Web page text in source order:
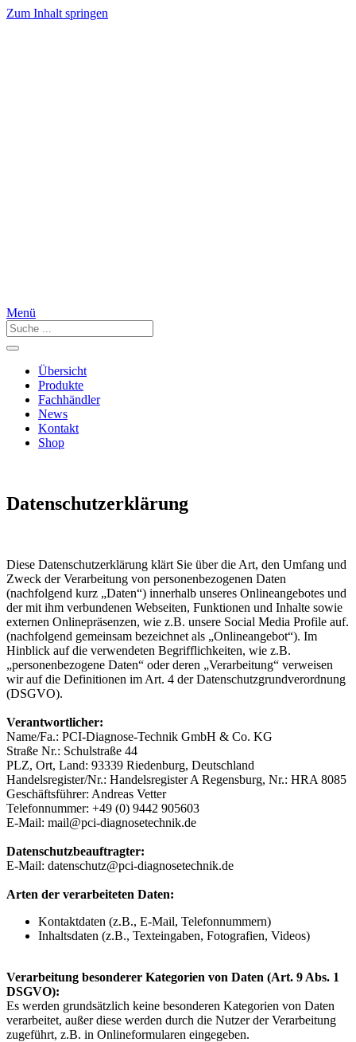
Zum Inhalt springen
Menü
Übersicht
Produkte
Fachhändler
News
Kontakt
Shop
Datenschutzerklärung
Diese Datenschutzerklärung klärt Sie über die Art, den Umfang und
Zweck der Verarbeitung von personenbezogenen Daten
(nachfolgend kurz „Daten“) innerhalb unseres Onlineangebotes und
der mit ihm verbundenen Webseiten, Funktionen und Inhalte sowie
externen Onlinepräsenzen, wie z.B. unsere Social Media Profile auf.
(nachfolgend gemeinsam bezeichnet als „Onlineangebot“). Im
Hinblick auf die verwendeten Begrifflichkeiten, wie z.B.
„personenbezogene Daten“ oder deren „Verarbeitung“ verweisen
wir auf die Definitionen im Art. 4 der Datenschutzgrundverordnung
(DSGVO).
Verantwortlicher:
Name/Fa.: PCI-Diagnose-Technik GmbH & Co. KG
Straße Nr.: Schulstraße 44
PLZ, Ort, Land: 93339 Riedenburg, Deutschland
Handelsregister/Nr.: Handelsregister A Regensburg, Nr.: HRA 8085
Geschäftsführer: Andreas Vetter
Telefonnummer: +49 (0) 9442 905603
E-Mail: mail@pci-diagnosetechnik.de
Datenschutzbeauftragter:
E-Mail: datenschutz@pci-diagnosetechnik.de
Arten der verarbeiteten Daten:
Kontaktdaten (z.B., E-Mail, Telefonnummern)
Inhaltsdaten (z.B., Texteingaben, Fotografien, Videos)
Verarbeitung besonderer Kategorien von Daten (Art. 9 Abs. 1
DSGVO):
Es werden grundsätzlich keine besonderen Kategorien von Daten
verarbeitet, außer diese werden durch die Nutzer der Verarbeitung
zugeführt, z.B. in Onlineformularen eingegeben.